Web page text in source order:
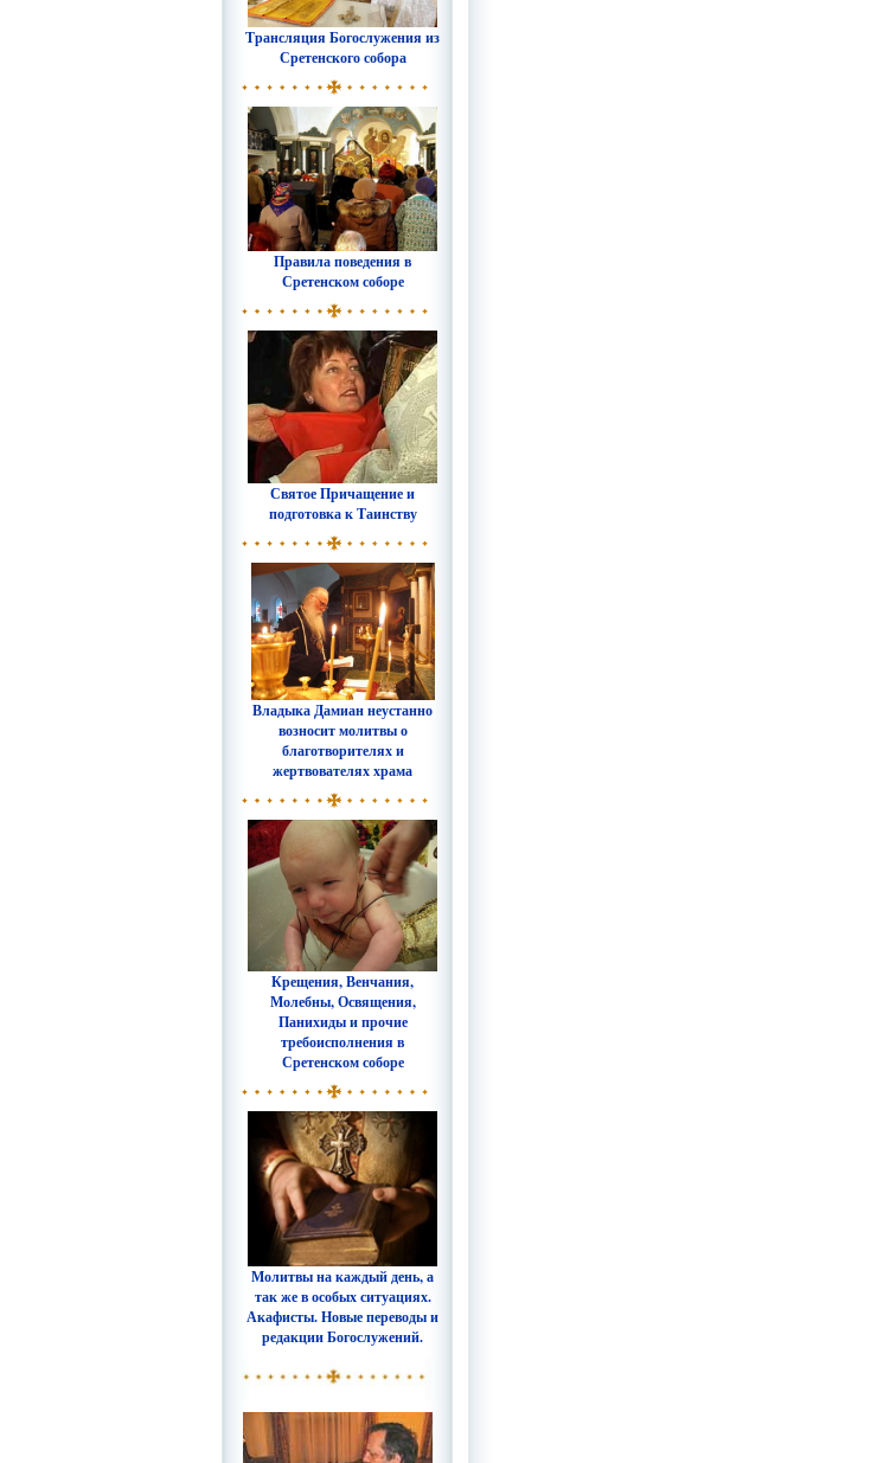
Трансляция Богослужения из
Сретенского собора
Правила поведения в
Сретенском соборе
Святое Причащение и
подготовка к Таинству
Владыка Дамиан неустанно
возносит молитвы о
благотворителях и
жертвователях храма
Крещения, Венчания,
Молебны, Освящения,
Панихиды и прочие
требоисполнения в
Сретенском соборе
Молитвы на каждый день, а
так же в особых ситуациях.
Акафисты. Новые переводы и
редакции Богослужений.